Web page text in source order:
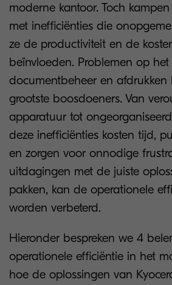
moderne kantoor. Toch
met inefficiënties die
ze de productiviteit en de
beïnvloeden. Problemen op
documentbeheer en
grootste boosdoeners. Van
apparatuur tot
deze inefficiënties kosten tijd,
en zorgen voor onnodige
uitdagingen met de juiste
pakken, kan de operationele
worden verbeterd.
Hieronder bespreken we 4
operationele efficiëntie in het
hoe de oplossingen van